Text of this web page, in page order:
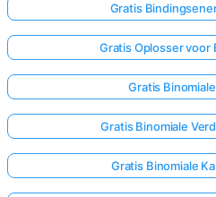
Gratis
Gratis Oplosser voor
Gratis
Gratis Binomiale
Gratis Binomiale